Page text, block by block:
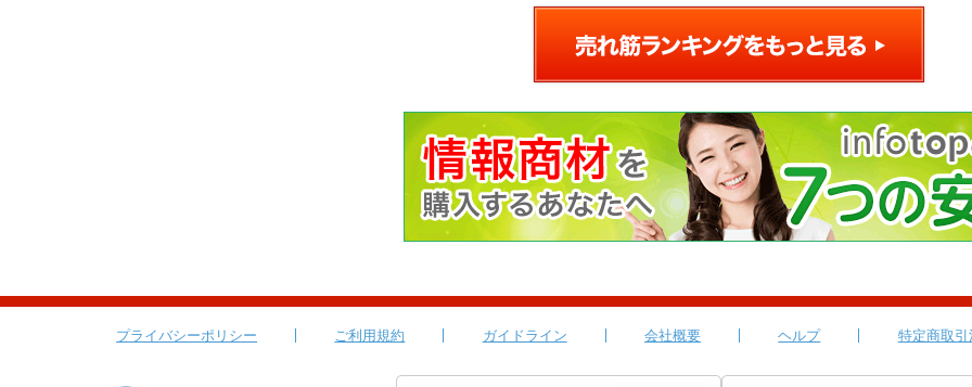
プライバシーポリシー ご利用規約 ガイドライン 会社概要 ヘルプ 特定商取